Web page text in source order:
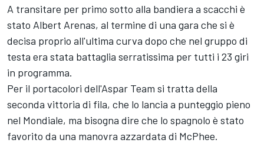
A transitare per primo sotto alla bandiera a scacchi è
stato Albert Arenas, al termine di una gara che si è
decisa proprio all'ultima curva dopo che nel gruppo di
testa era stata battaglia serratissima per tutti i 23 giri
in programma.
Per il portacolori dell'Aspar Team si tratta della
seconda vittoria di fila, che lo lancia a punteggio pieno
nel Mondiale, ma bisogna dire che lo spagnolo è stato
favorito da una manovra azzardata di McPhee.